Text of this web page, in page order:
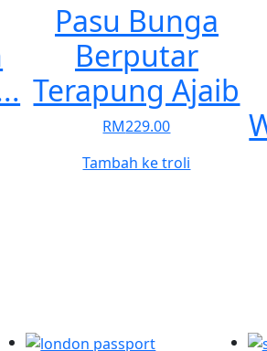
Pasu Bunga
Berputar
Terapung Ajaib
RM229.00
Tambah ke troli